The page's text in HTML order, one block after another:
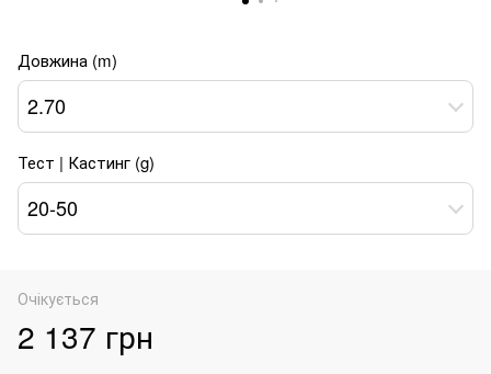
Довжина (m)
2.70
Тест | Кастинг (g)
20-50
Очікується
2 137 грн